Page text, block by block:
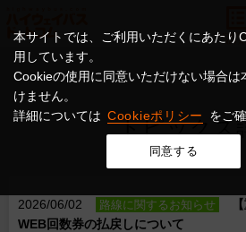
本サイトでは、ご利用いただくにあたり
用しています。
Cookieの使用に同意いただけない場合は
けません。
詳細については Cookieポリシー をご
同意する
トピックス
2026/06/02 路線に関するお知らせ
WEB回数券の払戻しについて